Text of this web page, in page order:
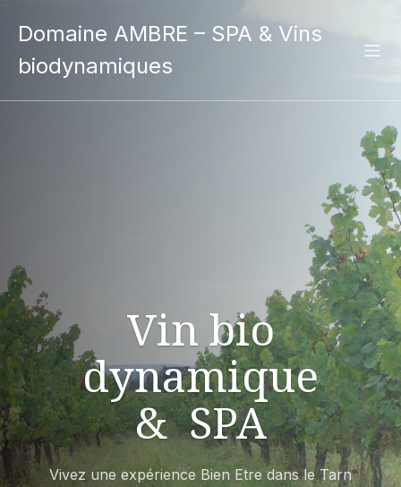
Domaine AMBRE – SPA & Vins
biodynamiques
Vin bio
dynamique
& SPA
Vivez une expérience Bien Etre dans le Tarn